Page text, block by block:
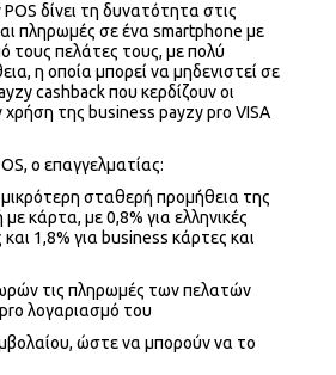
δίνει τη δυνατότητα στις
πληρωμές σε ένα smartphone με
τους πελάτες τους, με πολύ
η οποία μπορεί να μηδενιστεί σε
cashback που κερδίζουν οι
χρήση της business payzy pro VISA
ο επαγγελματίας:
σταθερή προμήθεια της
κάρτα, με 0,8% για ελληνικές
1,8% για business κάρτες και
τις πληρωμές των πελατών
λογαριασμό του
ώστε να μπορούν να το